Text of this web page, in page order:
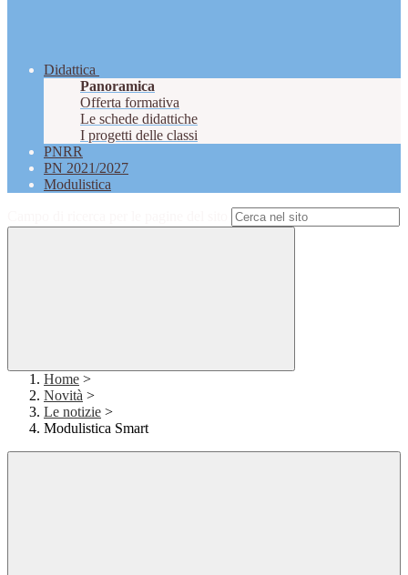
Didattica
Panoramica
Offerta formativa
Le schede didattiche
I progetti delle classi
PNRR
PN 2021/2027
Modulistica
Home >
Novità >
Le notizie >
Modulistica Smart